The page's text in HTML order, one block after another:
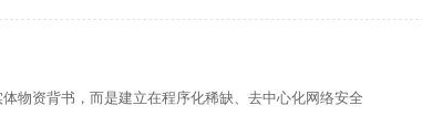
物资背书，而是建立在程序化稀缺、去中心化网络安全